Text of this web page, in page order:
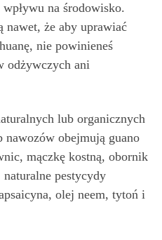
na środowisko.
nawet, że aby uprawiać
nie powinieneś
odżywczych ani
lub organicznych
nawozów obejmują guano
mączkę kostną, obornik
pestycydy
olej neem, tytoń i